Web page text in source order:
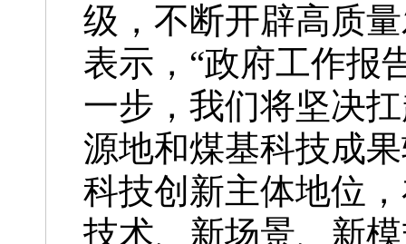
级，不断开辟高质
表示，“政府工作报
一步，我们将坚决
源地和煤基科技成
科技创新主体地位
技术、新场景、新